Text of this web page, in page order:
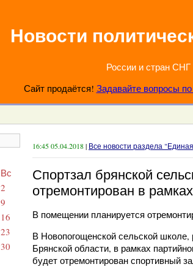
Новости
России и стран СНГ
Сайт продаётся! Задавайте вопросы
16:45 05.04.2018| Все новости раздела
Спортзал брянской
отремонтирован в
В помещении планируется
В Новопогощенской сельской
Брянской области, в рамках
будет отремонтирован спортивный
Вс
2
9
16
23
30